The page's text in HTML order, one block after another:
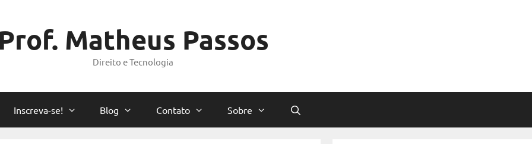
Prof. Matheus Passos
Direito e Tecnologia
Inscreva-se! Blog Contato Sobre